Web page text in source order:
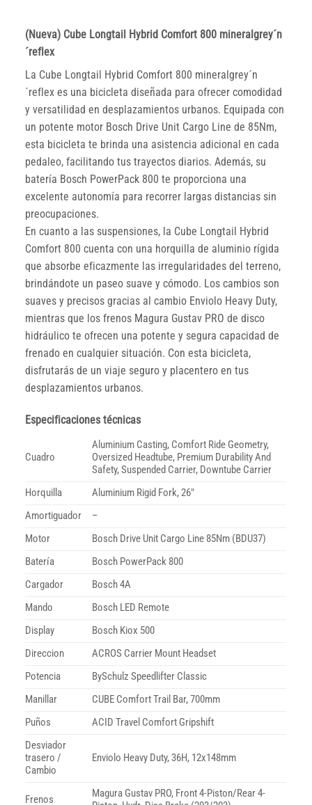
(Nueva) Cube Longtail Hybrid Comfort 800 mineralgrey´n
´reflex
La Cube Longtail Hybrid Comfort 800 mineralgrey´n
´reflex es una bicicleta diseñada para ofrecer comodidad
y versatilidad en desplazamientos urbanos. Equipada con
un potente motor Bosch Drive Unit Cargo Line de 85Nm,
esta bicicleta te brinda una asistencia adicional en cada
pedaleo, facilitando tus trayectos diarios. Además, su
batería Bosch PowerPack 800 te proporciona una
excelente autonomía para recorrer largas distancias sin
preocupaciones.
En cuanto a las suspensiones, la Cube Longtail Hybrid
Comfort 800 cuenta con una horquilla de aluminio rígida
que absorbe eficazmente las irregularidades del terreno,
brindándote un paseo suave y cómodo. Los cambios son
suaves y precisos gracias al cambio Enviolo Heavy Duty,
mientras que los frenos Magura Gustav PRO de disco
hidráulico te ofrecen una potente y segura capacidad de
frenado en cualquier situación. Con esta bicicleta,
disfrutarás de un viaje seguro y placentero en tus
desplazamientos urbanos.
Especificaciones técnicas
Cuadro
Aluminium Casting, Comfort Ride Geometry,
Oversized Headtube, Premium Durability And
Safety, Suspended Carrier, Downtube Carrier
Horquilla
Aluminium Rigid Fork, 26″
Amortiguador
–
Motor
Bosch Drive Unit Cargo Line 85Nm (BDU37)
Batería
Bosch PowerPack 800
Cargador
Bosch 4A
Mando
Bosch LED Remote
Display
Bosch Kiox 500
Direccion
ACROS Carrier Mount Headset
Potencia
BySchulz Speedlifter Classic
Manillar
CUBE Comfort Trail Bar, 700mm
Puños
ACID Travel Comfort Gripshift
Desviador
trasero /
Cambio
Enviolo Heavy Duty, 36H, 12x148mm
Frenos
Magura Gustav PRO, Front 4-Piston/Rear 4-